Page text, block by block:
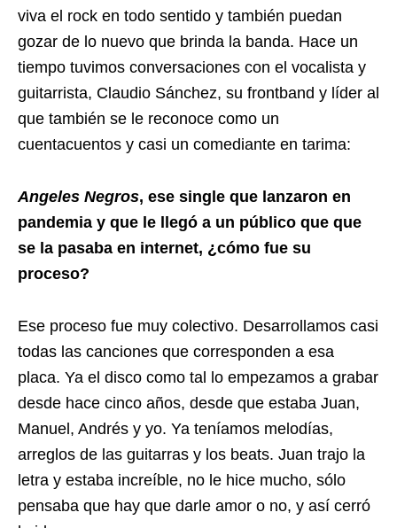
viva el rock en todo sentido y también puedan
gozar de lo nuevo que brinda la banda. Hace un
tiempo tuvimos conversaciones con el vocalista y
guitarrista, Claudio Sánchez, su frontband y líder al
que también se le reconoce como un
cuentacuentos y casi un comediante en tarima:
Angeles Negros, ese single que lanzaron en
pandemia y que le llegó a un público que que
se la pasaba en internet, ¿cómo fue su
proceso?
Ese proceso fue muy colectivo. Desarrollamos casi
todas las canciones que corresponden a esa
placa. Ya el disco como tal lo empezamos a grabar
desde hace cinco años, desde que estaba Juan,
Manuel, Andrés y yo. Ya teníamos melodías,
arreglos de las guitarras y los beats. Juan trajo la
letra y estaba increíble, no le hice mucho, sólo
pensaba que hay que darle amor o no, y así cerró